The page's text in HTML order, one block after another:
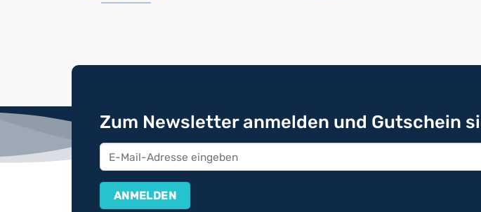
Zum Newsletter anmelden und Gutschein